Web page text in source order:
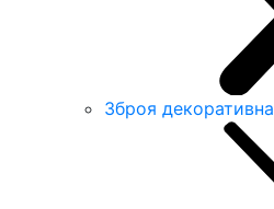
Зброя декоративна